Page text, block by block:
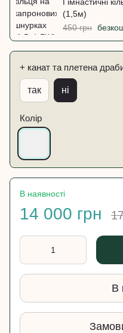
(1,5м)
450 грн
+ канат та плетена
так ні
Колір
В наявності
14 000 грн
В